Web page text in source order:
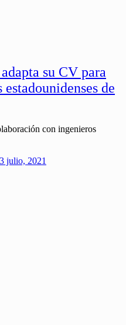
su CV para
de
con ingenieros
julio, 2021